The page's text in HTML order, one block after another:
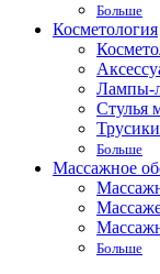
Больше
Косметология
Лампы-
Стулья
Больше
Массажное
Больше